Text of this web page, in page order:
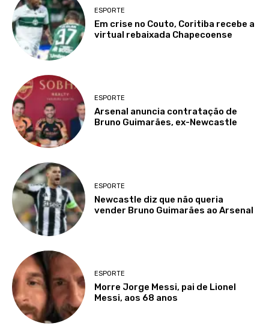
ESPORTE
Em crise no Couto, Coritiba recebe a
virtual rebaixada Chapecoense
ESPORTE
Arsenal anuncia contratação de
Bruno Guimarães, ex-Newcastle
ESPORTE
Newcastle diz que não queria
vender Bruno Guimarães ao Arsenal
ESPORTE
Morre Jorge Messi, pai de Lionel
Messi, aos 68 anos